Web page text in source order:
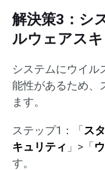
解決策3：シ
ルウェアス
システムにウイル
能性があるため、
ます。
ステップ1：「ス
キュリティ 」>「
す。